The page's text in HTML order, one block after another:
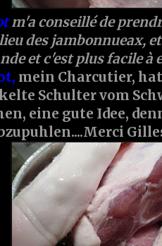
m'a conseillé de
des jambonnueax,
et c'est plus facile à
, mein Charcutier,
Schulter vom
eine gute Idee,